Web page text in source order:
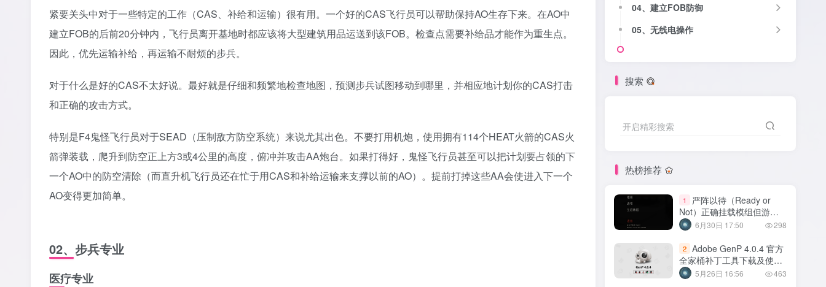
紧要关头中对于一些特定的工作（CAS、补给和运输）很有用。一个好的CAS飞行员可以帮助保持AO生存下来。在AO中
建立FOB的后前20分钟内，飞行员离开基地时都应该将大型建筑用品运送到该FOB。检查点需要补给品才能作为重生点。
因此，优先运输补给，再运输不耐烦的步兵。‎
‎对于什么是好的CAS不太好说。最好就是仔细和频繁地检查地图，预测步兵试图移动到哪里，并相应地计划你的CAS打击
和正确的攻击方式。‎
‎特别是F4鬼怪飞行员对于SEAD（压制敌方防空系统）来说尤其出色。不要打用机炮，使用拥有114个HEAT火箭的CAS火
箭弹装载，爬升到防空正上方3或4公里的高度，俯冲并攻击AA炮台。如果打得好，鬼怪飞行员甚至可以把计划要占领的下
一个AO中的防空清除（而直升机飞行员还在忙于用CAS和补给运输来支撑以前的AO）。提前打掉这些AA会使进入下一个
AO变得更加简单。
‎02、步兵专业
医疗专业
‎04、建立FOB防御‎
05、无线电操作
搜索
开启精彩搜索
热榜推荐
1
严阵以待（Ready or
Not）正确挂载模组但游玩
时模组不生效解决方法
6月30日 17:50 298
2 Adobe GenP 4.0.4 官方
全家桶补丁工具下载及使用
方法【2026年05月】
5月26日 16:56 463